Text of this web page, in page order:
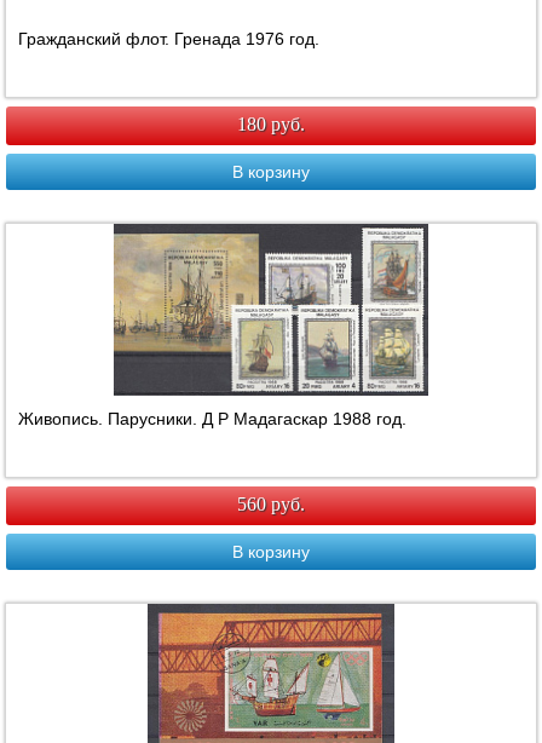
Гражданский флот. Гренада 1976 год.
180 руб.
В корзину
Живопись. Парусники. Д Р Мадагаскар 1988 год.
560 руб.
В корзину